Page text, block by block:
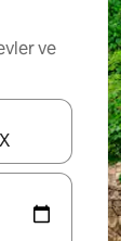
ve
oklarıyla